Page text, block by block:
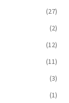
(27)
(2)
(12)
(11)
(3)
(1)